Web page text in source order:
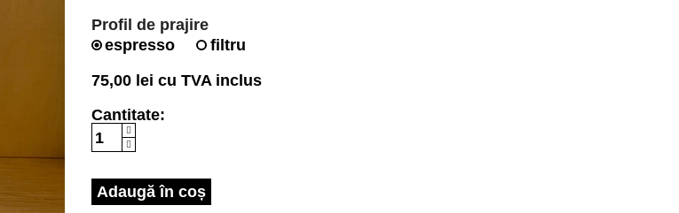
Profil de prajire
espresso
filtru
75,00 lei cu TVA inclus
Cantitate:
Adaugă în coș